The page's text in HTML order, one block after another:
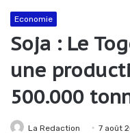
Economie
Soja : Le
une
500.000
La Redaction 7 août